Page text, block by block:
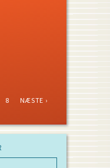
PAGE
8
NEXT
NÆSTE ›